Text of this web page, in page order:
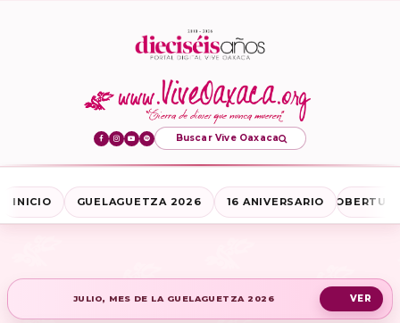
Buscar Vive Oaxaca
INICIO GUELAGUETZA 2026 16 ANIVERSARIO
JULIO, MES DE LA GUELAGUETZA 2026